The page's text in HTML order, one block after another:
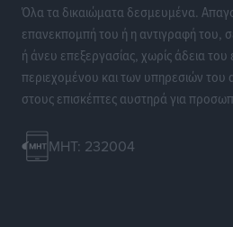
Όλα τα δικαιώματα δεσμευμένα.
επανεκπομπή του ή η αντιγραφή του,
ή άνευ επεξεργασίας, χωρίς άδεια
περιεχομένου και των υπηρεσιών του
στους επισκέπτες αυστηρά για
MHT: 232004